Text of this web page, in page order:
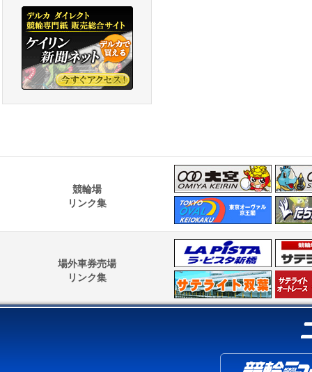
競輪場
リンク集
場外車券売場
リンク集